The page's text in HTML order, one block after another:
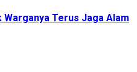
Warganya Terus Jaga Alam